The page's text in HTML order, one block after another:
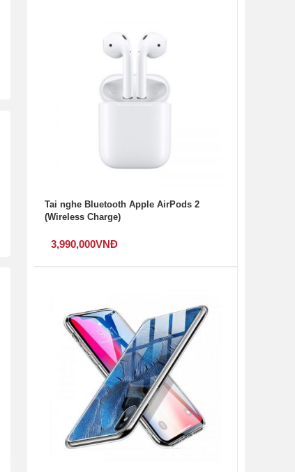
Tai nghe Bluetooth Apple AirPods 2
(Wireless Charge)
3,990,000VNĐ